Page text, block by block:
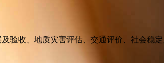
验收、地质灾害评估、交通评价、社会稳